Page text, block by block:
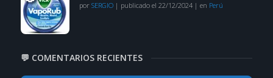
por SERGIO| publicado el 22/12/2024| en Perú
💬 COMENTARIOS RECIENTES